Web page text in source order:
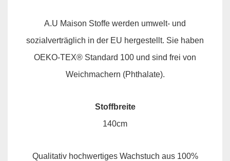
A.U Maison Stoffe werden umwelt- und
sozialverträglich in der EU hergestellt. Sie haben
OEKO-TEX® Standard 100 und sind frei von
Weichmachern (Phthalate).
Stoffbreite
140cm
Qualitativ hochwertiges Wachstuch aus 100%